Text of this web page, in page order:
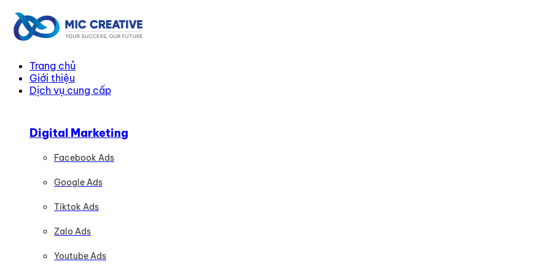
Trang chủ
Giới thiệu
Dịch vụ cung cấp
Digital Marketing
Facebook Ads
Google Ads
Tiktok Ads
Zalo Ads
Youtube Ads